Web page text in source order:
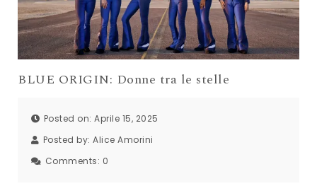
BLUE ORIGIN: Donne tra le stelle
Posted on: Aprile 15, 2025
Posted by: Alice Amorini
Comments: 0